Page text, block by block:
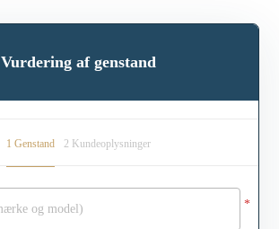
Vurdering af genstand
1 Genstand 2 Kundeoplysninger